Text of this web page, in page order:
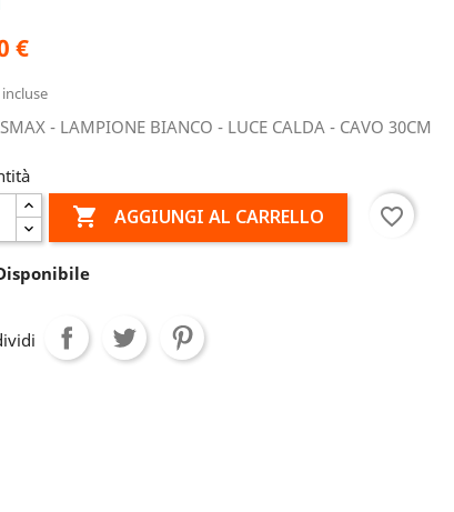
€
incluse
- LAMPIONE BIANCO - LUCE CALDA - CAVO 30CM
 AGGIUNGI AL CARRELLO favorite_border